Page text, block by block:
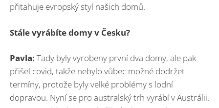
přitahuje evropský styl našich domů.
Stále vyrábíte domy v Česku?
Pavla: Tady byly vyrobeny první dva domy, ale pak
přišel covid, takže nebylo vůbec možné dodržet
termíny, protože byly velké problémy s lodní
dopravou. Nyní se pro australský trh vyrábí v Austrálii.